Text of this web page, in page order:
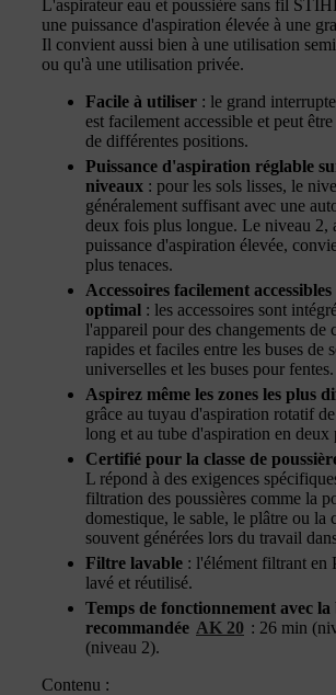
L'aspirateur eau et poussière sans fil
une puissance d'aspiration élevée à une
Il convient aussi bien à une utilisation
ou qu'à une utilisation privée.
Facile à utiliser : le grand
est facilement accessible et peut
de différentes positions.
Puissance d'aspiration réglable
niveaux : pour les sols lisses, le
généralement suffisant avec une
deux fois plus longue. Le niveau 2,
puissance d'aspiration élevée,
plus tenaces.
Accessoires facilement
optimal : les accessoires sont
l'appareil pour des changements de
rapides et faciles entre les buses de
universelles et les buses pour fentes.
Aspirez même les zones les plus
grâce au tuyau d'aspiration rotatif
long et au tube d'aspiration en deux
Certifié pour la classe de
L répond à des exigences
filtration des poussières comme la
domestique, le sable, le plâtre ou la
souvent générées lors du travail
Filtre lavable : l'élément filtrant en
lavé et réutilisé.
Temps de fonctionnement avec
recommandée AK 20 : 26 min
(niveau 2).
Contenu :